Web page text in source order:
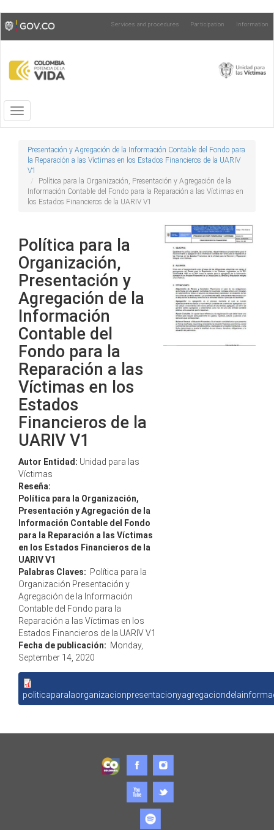
Skip
to
main
Toggle
high
contrast
Services and procedures Participation Information
Toggle
navigation
Presentación y Agregación de la Información Contable del Fondo para
la Reparación a las Víctimas en los Estados Financieros de la UARIV
V1
Política para la Organización, Presentación y Agregación de la
Información Contable del Fondo para la Reparación a las Víctimas en
los Estados Financieros de la UARIV V1
Política para la
Organización,
Presentación y
Agregación de la
Información
Contable del
Fondo para la
Reparación a las
Víctimas en los
Estados
Financieros de la
UARIV V1
Autor Entidad: Unidad para las
Víctimas
Reseña:
Política para la Organización,
Presentación y Agregación de la
Información Contable del Fondo
para la Reparación a las Víctimas
en los Estados Financieros de la
UARIV V1
Palabras Claves: Política para la
Organización Presentación y
Agregación de la Información
Contable del Fondo para la
Reparación a las Víctimas en los
Estados Financieros de la UARIV V1
Fecha de publicación: Monday,
September 14, 2020